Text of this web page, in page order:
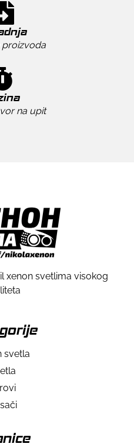
proizvoda
na upit
xenon svetlima visokog
svetla